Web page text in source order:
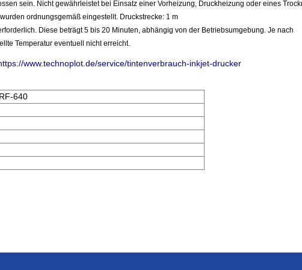
sein. Nicht gewährleistet bei Einsatz einer Vorheizung, Druckheizung oder eines
ordnungsgemäß eingestellt. Druckstrecke: 1 m
Diese beträgt 5 bis 20 Minuten, abhängig von der Betriebsumgebung. Je nach
Temperatur eventuell nicht erreicht.
www.technoplot.de/service/tintenverbrauch-inkjet-drucker
640